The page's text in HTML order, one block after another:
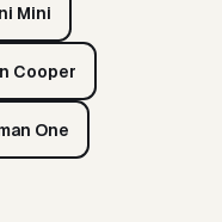
Mini
Cooper
One